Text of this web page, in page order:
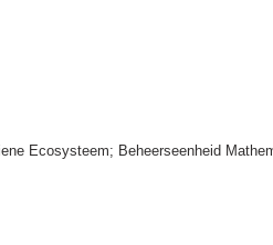
Ecosysteem; Beheerseenheid